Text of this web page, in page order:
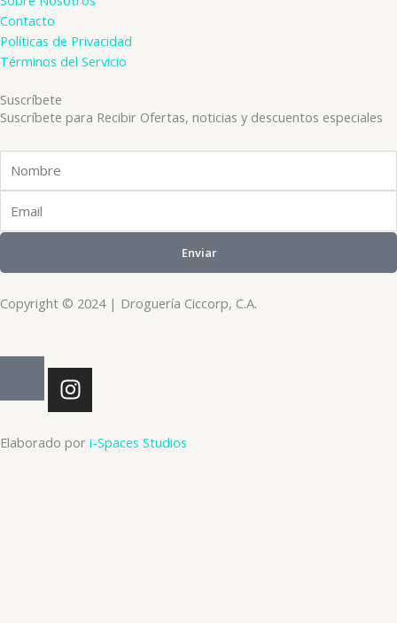
Contacto
Políticas de Privacidad
Términos del Servicio
Suscríbete
Suscríbete para Recibir Ofertas, noticias y descuentos especiales
Enviar
Copyright © 2024 | Droguería Ciccorp, C.A.
I
n
s
t
a
Elaborado por i-Spaces Studios